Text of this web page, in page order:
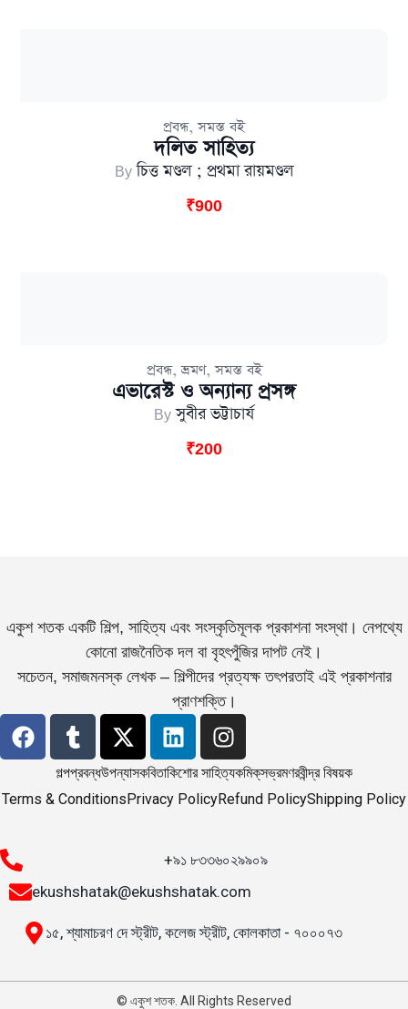
প্রবন্ধ,সমস্ত বই
দলিত সাহিত্য
Byচিত্ত মণ্ডল ; প্রথমা রায়মণ্ডল
₹900
প্রবন্ধ,ভ্রমণ,সমস্ত বই
এভারেস্ট ও অন্যান্য প্রসঙ্গ
Byসুবীর ভট্টাচার্য
₹200
একুশ শতক একটি শিল্প, সাহিত্য এবং সংস্কৃতিমূলক প্রকাশনা সংস্থা। নেপথ্যে
কোনো রাজনৈতিক দল বা বৃহৎপুঁজির দাপট নেই।
সচেতন, সমাজমনস্ক লেখক – শিল্পীদের প্রত্যক্ষ তৎপরতাই এই প্রকাশনার
প্রাণশক্তি।
গল্পপ্রবন্ধউপন্যাসকবিতাকিশোর সাহিত্যকমিক্‌সভ্রমণরবীন্দ্র বিষয়ক
Terms & Conditions Privacy PolicyRefund PolicyShipping Policy
+৯১ ৮৩৩৬০২৯৯০৯
ekushshatak@ekushshatak.com
১৫, শ্যামাচরণ দে স্ট্রীট, কলেজ স্ট্রীট, কোলকাতা - ৭০০০৭৩
© একুশ শতক. All Rights Reserved